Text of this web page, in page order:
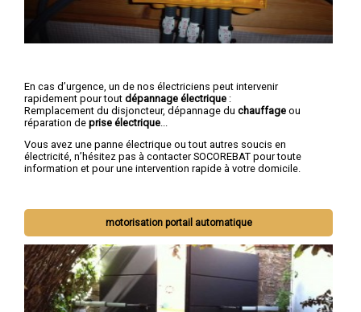
En cas d’urgence, un de nos électriciens peut intervenir
rapidement pour tout dépannage électrique :
Remplacement du disjoncteur, dépannage du chauffage ou
réparation de prise électrique
Vous avez une panne électrique ou tout autres soucis en
électricité, n’hésitez pas à contacter SOCOREBAT pour toute
information et pour une intervention rapide à votre domicile.
motorisation portail automatique